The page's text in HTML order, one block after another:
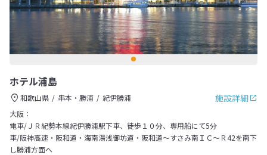
ホテル浦島
施設詳細
和歌山県 串本・勝浦
紀伊勝浦
大阪：
電車/ＪＲ紀勢本線紀伊勝浦駅下車、徒歩１０分、専用船にて5分
車/阪神高速・阪和道・海南湯浅御坊道・阪和道～すさみ南ＩＣ～Ｒ42を南下
し勝浦方面へ